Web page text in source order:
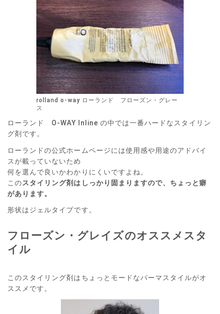
rolland o-way ローランド フローズン・グレー
ス
ローランド O-WAY Inline の中では一番ハードなスタイリン
グ剤です。
ローランドの公式ホームページには使用感や用途のアドバイ
スが載っていないため
何を選んで良いかわかりにくいですよね。
このスタイリング剤はしっかり固まりますので、ちょっと癖
があります。
形状はジェルタイプです。
フローズン・グレイズのオススメスタ
イル
このスタイリング剤はちょっとモードなパーマスタイルがオ
ススメです。